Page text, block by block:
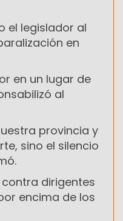
el legislador al
en
en un lugar de
al
provincia y
sino el silencio
dirigentes
encima de los